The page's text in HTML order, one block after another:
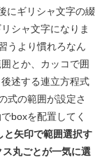
にギリシャ文字の綴
シャ文字になりま
うより慣れろなん
とか、カッコで囲
述する連立方程式
式の範囲が設定さ
boxを配置してく
矢印で範囲選択す
丸ごとが一気に選